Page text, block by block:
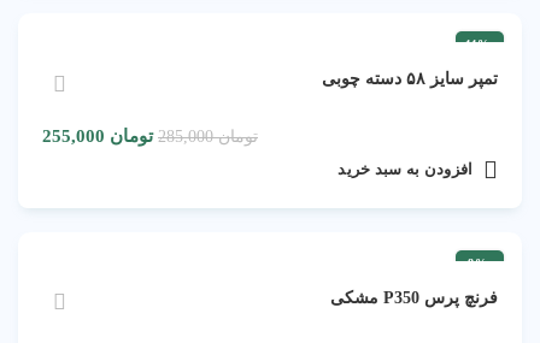
-11%
تمپر سایز ۵۸ دسته چوبی
تومان285,000 تومان
افزودن به سبد خرید
-8%
فرنچ پرس P350 مشکی